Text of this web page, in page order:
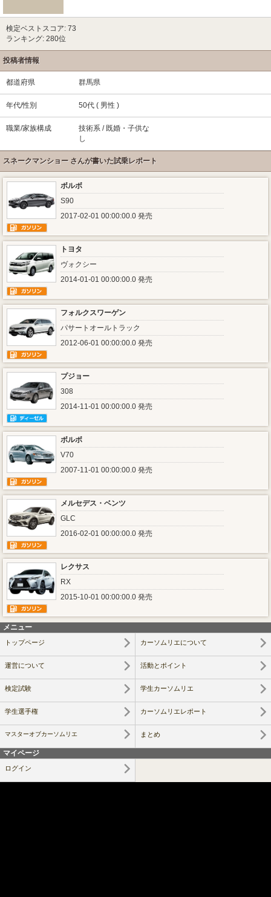
検定ベストスコア: 73
ランキング: 280位
投稿者情報
都道府県 群馬県
年代/性別 50代 ( 男性 )
職業/家族構成
技術系 / 既婚・子供な
し
スネークマンショー さんが書いた試乗レポート
ボルボ
S90
2017-02-01 00:00:00.0 発売
トヨタ
ヴォクシー
2014-01-01 00:00:00.0 発売
フォルクスワーゲン
パサートオールトラック
2012-06-01 00:00:00.0 発売
プジョー
308
2014-11-01 00:00:00.0 発売
ボルボ
V70
2007-11-01 00:00:00.0 発売
メルセデス・ベンツ
GLC
2016-02-01 00:00:00.0 発売
レクサス
RX
2015-10-01 00:00:00.0 発売
メニュー
トップページ カーソムリエについて
運営について 活動とポイント
検定試験 学生カーソムリエ
学生選手権 カーソムリエレポート
マスターオブカーソムリエ まとめ
マイページ
ログイン